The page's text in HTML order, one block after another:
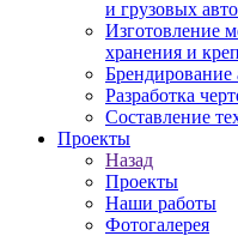
и грузовых
Изготовление
хранения и
Брендирование
Разработка
Составление
Проекты
Назад
Проекты
Наши работы
Фотогалерея